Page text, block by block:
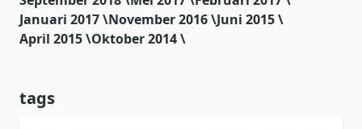
Januari 2017 \November 2016 \Juni 2015 \
April 2015 \Oktober 2014 \
tags